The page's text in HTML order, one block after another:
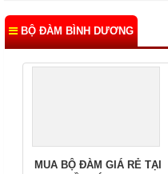
BỘ ĐÀM BÌNH DƯƠNG
MUA BỘ ĐÀM GIÁ RẺ TẠI